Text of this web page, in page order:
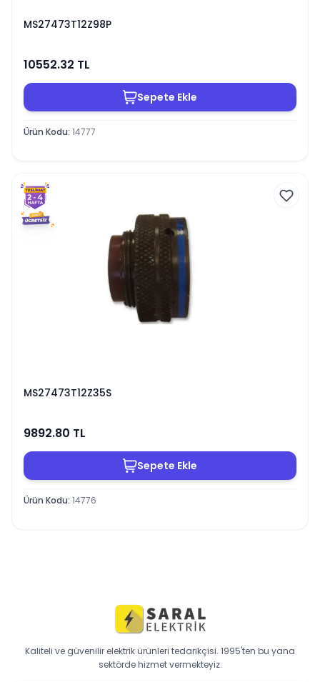
MS27473T12Z98P
10552.32 TL
Sepete Ekle
Ürün Kodu: 14777
MS27473T12Z35S
9892.80 TL
Sepete Ekle
Ürün Kodu: 14776
Kaliteli ve güvenilir elektrik ürünleri tedarikçisi. 1995'ten bu yana
sektörde hizmet vermekteyiz.